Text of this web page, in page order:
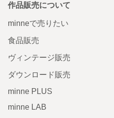
作品販売について
minneで売りたい
食品販売
ヴィンテージ販売
ダウンロード販売
minne PLUS
minne LAB